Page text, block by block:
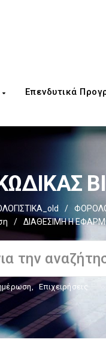
Επενδυτικά
/
/ ΔΙΑΘΕΣΙΜΗ Η
, Επιχειρήσεις